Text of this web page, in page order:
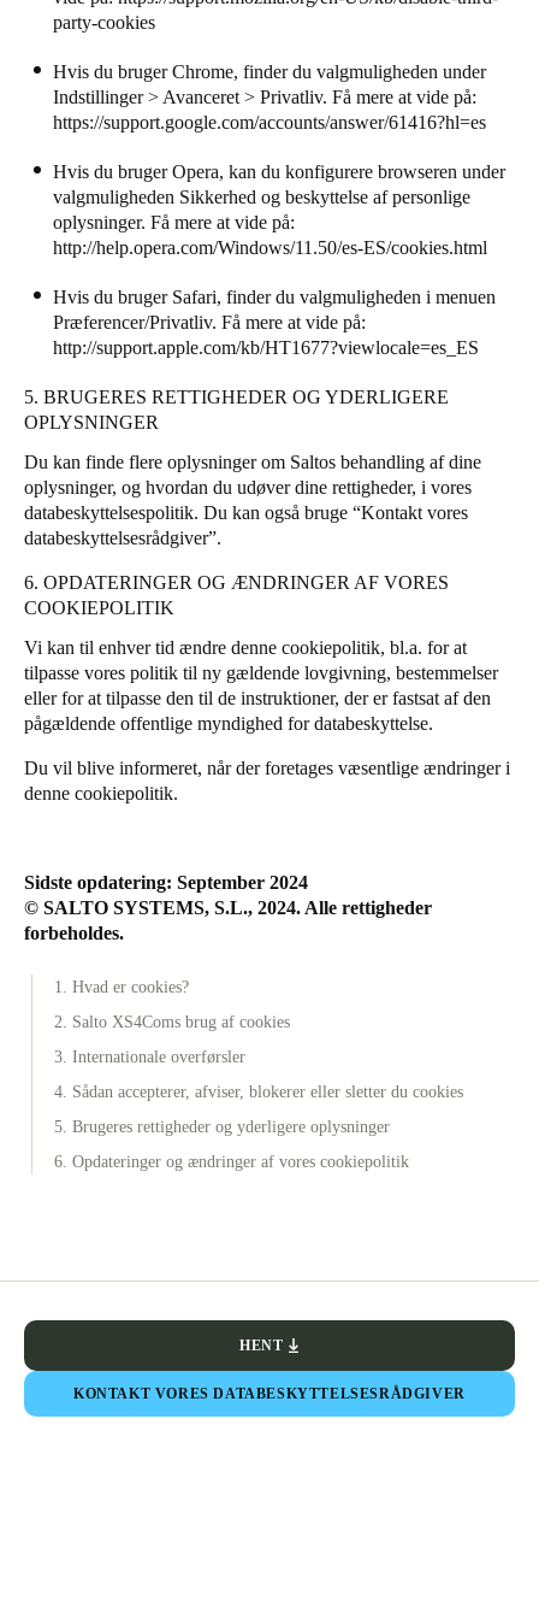
party-cookies
Hvis du bruger Chrome, finder du valgmuligheden under
Indstillinger > Avanceret > Privatliv. Få mere at vide på:
https://support.google.com/accounts/answer/61416?hl=es
Hvis du bruger Opera, kan du konfigurere browseren under
valgmuligheden Sikkerhed og beskyttelse af personlige
oplysninger. Få mere at vide på:
http://help.opera.com/Windows/11.50/es-ES/cookies.html
Hvis du bruger Safari, finder du valgmuligheden i menuen
Præferencer/Privatliv. Få mere at vide på:
http://support.apple.com/kb/HT1677?viewlocale=es_ES
5. BRUGERES RETTIGHEDER OG YDERLIGERE
OPLYSNINGER
Du kan finde flere oplysninger om Saltos behandling af dine
oplysninger, og hvordan du udøver dine rettigheder, i vores
databeskyttelsespolitik. Du kan også bruge “Kontakt vores
databeskyttelsesrådgiver”.
6. OPDATERINGER OG ÆNDRINGER AF VORES
COOKIEPOLITIK
Vi kan til enhver tid ændre denne cookiepolitik, bl.a. for at
tilpasse vores politik til ny gældende lovgivning, bestemmelser
eller for at tilpasse den til de instruktioner, der er fastsat af den
pågældende offentlige myndighed for databeskyttelse.
Du vil blive informeret, når der foretages væsentlige ændringer i
denne cookiepolitik.
Sidste opdatering: September 2024
© SALTO SYSTEMS, S.L., 2024. Alle rettigheder
forbeholdes.
1. Hvad er cookies?
2. Salto XS4Coms brug af cookies
3. Internationale overførsler
4. Sådan accepterer, afviser, blokerer eller sletter du cookies
5. Brugeres rettigheder og yderligere oplysninger
6. Opdateringer og ændringer af vores cookiepolitik
HENT
KONTAKT VORES DATABESKYTTELSESRÅDGIVER